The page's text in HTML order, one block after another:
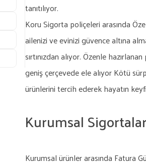
tanıtılıyor.
Koru Sigorta poliçeleri arasında
ailenizi ve evinizi güvence altına
sırtınızdan alıyor. Özenle
geniş çerçevede ele alıyor Kötü
ürünlerini tercih ederek hayatın
Kurumsal Sigortalar
Kurumsal ürünler arasında Fatura